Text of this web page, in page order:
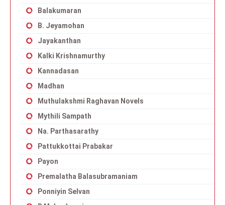
Balakumaran
B. Jeyamohan
Jayakanthan
Kalki Krishnamurthy
Kannadasan
Madhan
Muthulakshmi Raghavan Novels
Mythili Sampath
Na. Parthasarathy
Pattukkottai Prabakar
Payon
Premalatha Balasubramaniam
Ponniyin Selvan